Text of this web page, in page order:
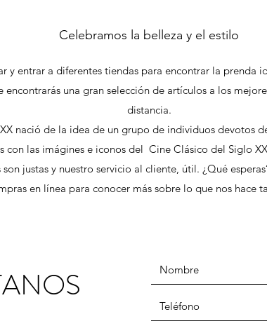
Celebramos la belleza y el estilo
y entrar a diferentes tiendas para encontrar la prenda
encontrarás una gran selección de artículos a los
distancia.
nació de la idea de un grupo de individuos devotos
con las imágines e iconos del Cine Clásico del Siglo
justas y nuestro servicio al cliente, útil. ¿Qué
en línea para conocer más sobre lo que nos hace